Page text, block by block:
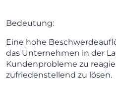
Bedeutung:
Eine hohe
das Unternehmen in der
Kundenprobleme zu
zufriedenstellend zu lösen.